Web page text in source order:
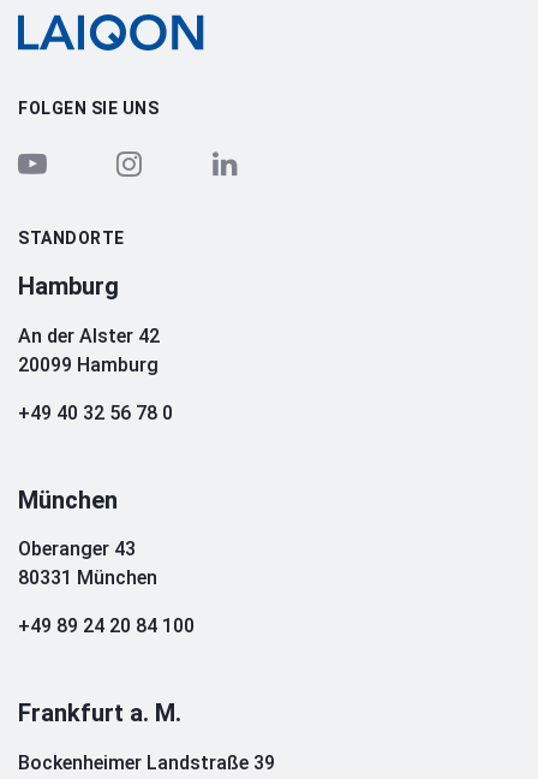
LAIQON
FOLGEN SIE UNS
STANDORTE
Hamburg
An der Alster 42
20099 Hamburg
+49 40 32 56 78 0
München
Oberanger 43
80331 München
+49 89 24 20 84 100
Frankfurt a. M.
Bockenheimer Landstraße 39